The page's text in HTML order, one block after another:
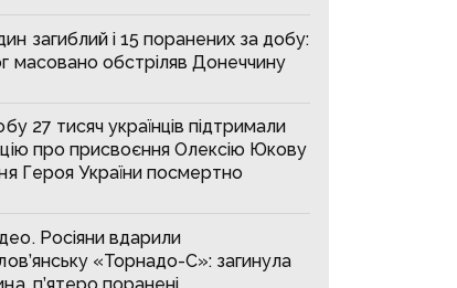
загиблий і 15 поранених за добу:
масовано обстріляв Донеччину
27 тисяч українців підтримали
про присвоєння Олексію Юкову
Героя України посмертно
Росіяни вдарили
«Торнадо-С»: загинула